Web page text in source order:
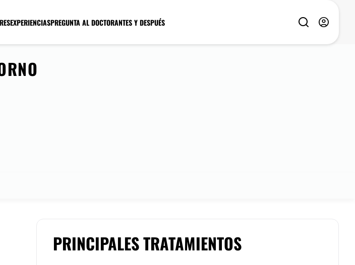
EXPERIENCIASPREGUNTA AL DOCTORANTES Y DESPUÉS
PRINCIPALES TRATAMIENTOS